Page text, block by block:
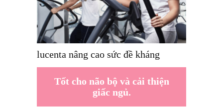
lucenta nâng cao sức đề kháng
Tốt cho não bộ và cải thiện
giấc ngủ.